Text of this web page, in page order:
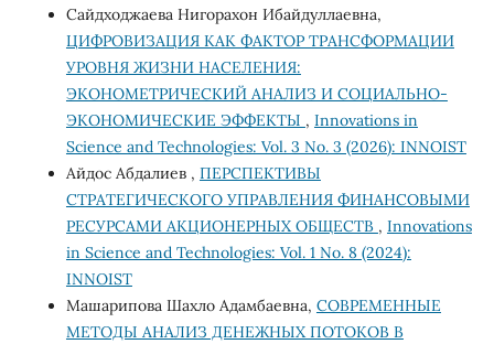
Сайдходжаева Нигорахон Ибайдуллаевна,
ЦИФРОВИЗАЦИЯ КАК ФАКТОР ТРАНСФОРМАЦИИ
УРОВНЯ ЖИЗНИ НАСЕЛЕНИЯ:
ЭКОНОМЕТРИЧЕСКИЙ АНАЛИЗ И СОЦИАЛЬНО-
ЭКОНОМИЧЕСКИЕ ЭФФЕКТЫ , Innovations in
Science and Technologies: Vol. 3 No. 3 (2026): INNOIST
Айдос Абдалиев , ПЕРСПЕКТИВЫ
СТРАТЕГИЧЕСКОГО УПРАВЛЕНИЯ ФИНАНСОВЫМИ
РЕСУРСАМИ АКЦИОНЕРНЫХ ОБЩЕСТВ , Innovations
in Science and Technologies: Vol. 1 No. 8 (2024):
INNOIST
Машарипова Шахло Адамбаевна, СОВРЕМЕННЫЕ
МЕТОДЫ АНАЛИЗ ДЕНЕЖНЫХ ПОТОКОВ В